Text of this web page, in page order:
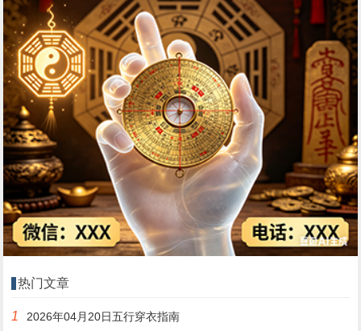
热门文章
1 2026年04月20日五行穿衣指南